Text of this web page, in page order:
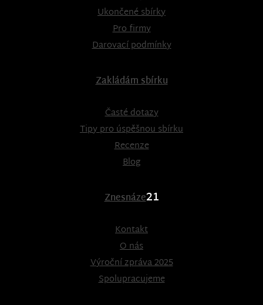
Ukončené sbírky
Pro firmy
Darovací podmínky
Zakládám sbírku
Časté dotazy
Tipy pro úspěšnou sbírku
Recenze
Blog
Znesnáze21
Kontakt
O nás
Výroční zpráva 2025
Spolupracujeme